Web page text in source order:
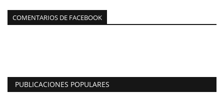
COMENTARIOS DE FACEBOOK
PUBLICACIONES POPULARES